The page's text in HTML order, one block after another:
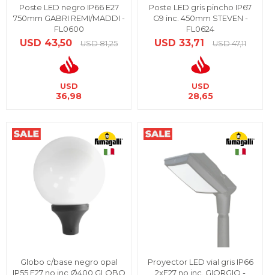
Poste LED negro IP66 E27
750mm GABRI REMI/MADDI -
FL0600
USD 43,50 USD 81,25
USD
36,98
Poste LED gris pincho IP67
G9 inc. 450mm STEVEN -
FL0624
USD 33,71 USD 47,11
USD
28,65
Globo c/base negro opal
IP55 E27 no inc Ø400 GLOBO
Proyector LED vial gris IP66
2xE27 no inc. GIORGIO -